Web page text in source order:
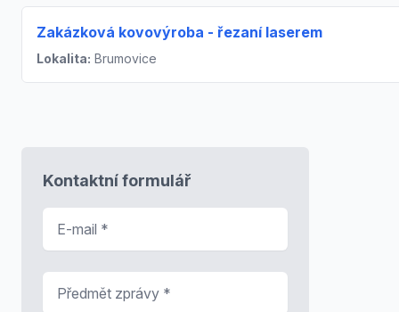
Zakázková kovovýroba - řezaní laserem
Lokalita: Brumovice
Kontaktní formulář